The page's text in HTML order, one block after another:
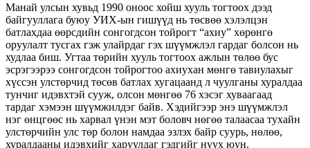
Манай улсын хувьд 1990 оноос хойш хууль тогтоох дээд
байгууллага буюу УИХ-ын гишүүд нь төсвөө хэлэлцэн
батлахдаа өөрсдийн сонгогдсон тойрогт “ахиу” хөрөнгө
оруулалт тусгах гэж улайрдаг гэх шүүмжлэл гардаг болсон нь
худлаа биш. Угтаа төрийн хууль тогтоох ажлын төлөө бус
эсрэгээрээ сонгогдсон тойрогтоо ахиухан мөнгө тавиулахыг
хүссэн улстөрчид төсөв батлах хугацаанд л чуулганы хуралдаа
тунчиг идэвхтэй сууж, олсон мөнгөө 76 хэсэг хуваагаад
тардаг хэмээн шүүмжилдэг байв. Хэдийгээр энэ шүүмжлэл
нэг өнцгөөс нь харвал үнэн мэт боловч нөгөө талаасаа тухайн
улстөрчийн улс төр болон намдаа эзлэх байр суурь, нөлөө,
хуралдааны идэвхийг харуулдаг гэдгийг нуух юун.